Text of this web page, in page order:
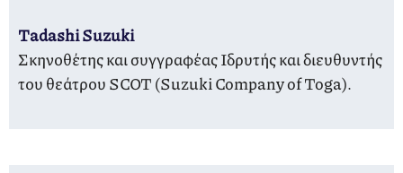
Tadashi Suzuki
Σκηνοθέτης και συγγραφέας Ιδρυτής και διευθυντής
του θεάτρου SCOT (Suzuki Company of Toga).